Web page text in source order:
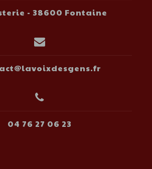
- 38600 Fontaine
04 76 27 06 23